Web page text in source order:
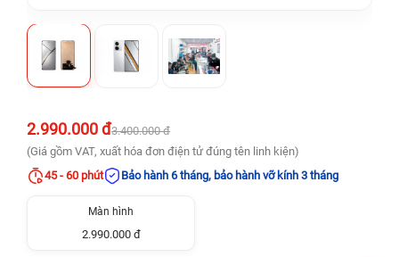
2.990.000 đ3.400.000 đ
(Giá gồm VAT, xuất hóa đơn điện tử đúng tên linh kiện)
45 - 60 phút
Bảo hành 6 tháng, bảo hành vỡ kính 3 tháng
Màn hình
2.990.000 đ